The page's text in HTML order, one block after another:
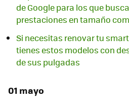
de Google para los que
prestaciones en tamaño
Si necesitas renovar tu
tienes estos modelos con
de sus pulgadas
01 mayo